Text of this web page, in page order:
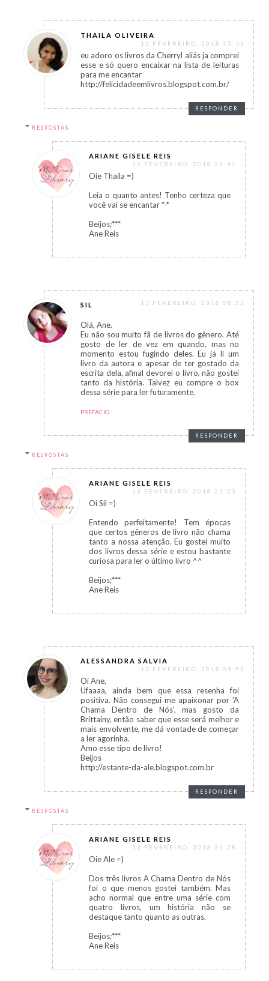
THAILA OLIVEIRA
12 FEVEREIRO, 2018 15:44
eu adoro os livros da Cherryl aliás ja comprei
esse e só quero encaixar na lista de leituras
para me encantar
http://felicidadeemlivros.blogspot.com.br/
RESPONDER
RESPOSTAS
ARIANE GISELE REIS
12 FEVEREIRO, 2018 23:41
Oie Thaila =)
Leia o quanto antes! Tenho certeza que
você vai se encantar *-*
Beijos;***
Ane Reis
SIL 13 FEVEREIRO, 2018 08:55
Olá, Ane.
Eu não sou muito fã de livros do gênero. Até
gosto de ler de vez em quando, mas no
momento estou fugindo deles. Eu já li um
livro da autora e apesar de ter gostado da
escrita dela, afinal devorei o livro, não gostei
tanto da história. Talvez eu compre o box
dessa série para ler futuramente.
PREFÁCIO
RESPONDER
RESPOSTAS
ARIANE GISELE REIS
13 FEVEREIRO, 2018 21:23
Oi Sil =)
Entendo perfeitamente! Tem épocas
que certos gêneros de livro não chama
tanto a nossa atenção. Eu gostei muito
dos livros dessa série e estou bastante
curiosa para ler o último livro ^^
Beijos;***
Ane Reis
ALESSANDRA SALVIA
13 FEVEREIRO, 2018 09:55
Oi Ane,
Ufaaaa, ainda bem que essa resenha foi
positiva. Não consegui me apaixonar por 'A
Chama Dentro de Nós', mas gosto da
Brittainy, então saber que esse será melhor e
mais envolvente, me dá vontade de começar
a ler agorinha.
Amo esse tipo de livro!
Beijos
http://estante-da-ale.blogspot.com.br
RESPONDER
RESPOSTAS
ARIANE GISELE REIS
13 FEVEREIRO, 2018 21:28
Oie Ale =)
Dos três livros A Chama Dentro de Nós
foi o que menos gostei também. Mas
acho normal que entre uma série com
quatro livros, um história não se
destaque tanto quanto as outras.
Beijos;***
Ane Reis